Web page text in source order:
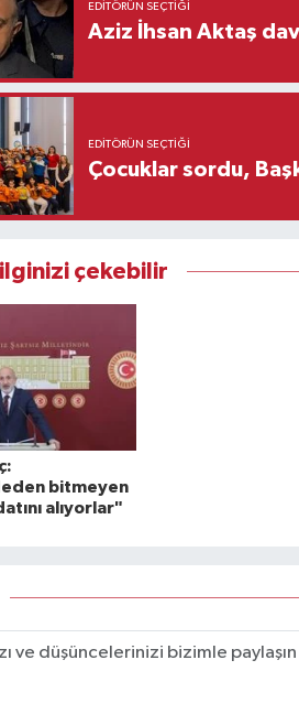
EDITÖRÜN SEÇTIĞI
Aziz İhsan Aktaş
EDITÖRÜN SEÇTIĞI
Çocuklar sordu,
çekebilir
bitmeyen
alıyorlar"